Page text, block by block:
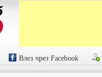
Влез чрез Facebook